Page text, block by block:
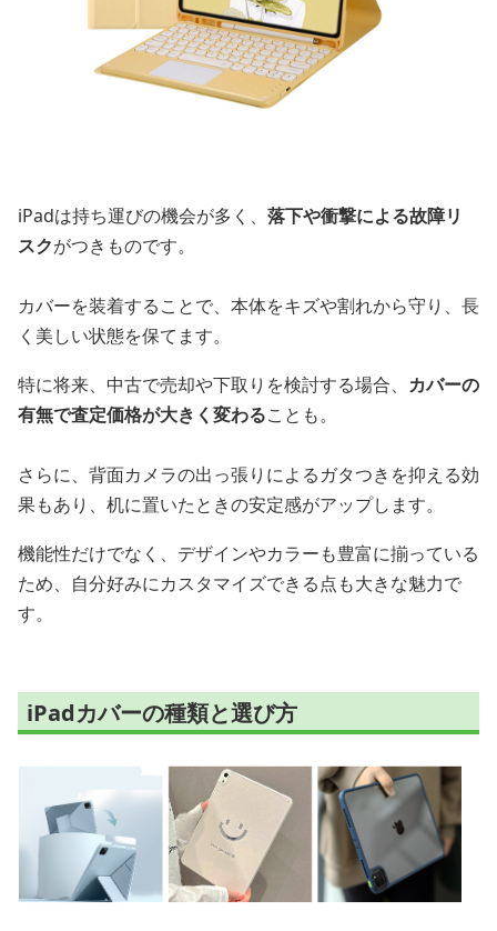
iPadは持ち運びの機会が多く、 落下や衝撃による故障リ
スクがつきものです。
カバーを装着することで、本体をキズや割れから守り、長
く美しい状態を保てます。
特に将来、中古で売却や下取りを検討する場合、 カバーの
有無で査定価格が大きく変わることも。
さらに、背面カメラの出っ張りによるガタつきを抑える効
果もあり、机に置いたときの安定感がアップします。
機能性だけでなく、デザインやカラーも豊富に揃っている
ため、自分好みにカスタマイズできる点も大きな魅力で
す。
iPadカバーの種類と選び方